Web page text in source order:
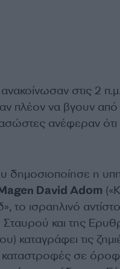
στις 2
πλέον να βγουν από
ανέφεραν
δημοσιοποίησε η
David Adom
το ισραηλινό
και της
καταγράφει τις
σε